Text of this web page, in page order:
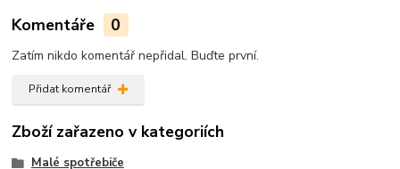
Komentáře 0
Zatím nikdo komentář nepřidal. Buďte první.
Přidat komentář
Zboží zařazeno v kategoriích
Malé spotřebiče